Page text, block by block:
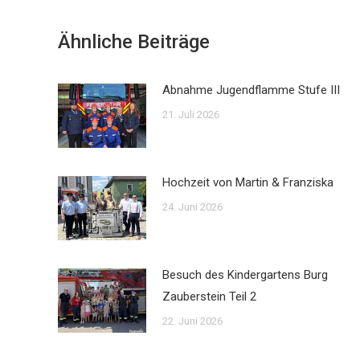
Ähnliche Beiträge
Abnahme Jugendflamme Stufe III
21. Juli 2026
Hochzeit von Martin & Franziska
24. Juni 2026
Besuch des Kindergartens Burg
Zauberstein Teil 2
22. Juni 2026